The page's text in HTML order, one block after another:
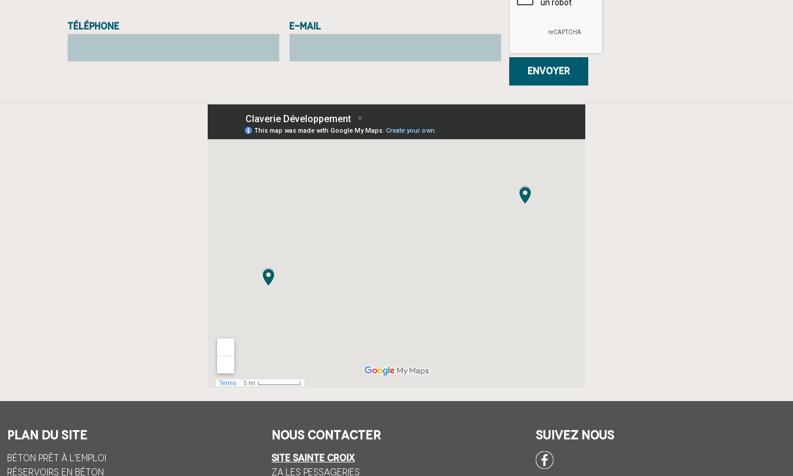
Téléphone E-mail
Envoyer
Plan du site
Béton prêt à l'emploi
Réservoirs en béton
Nous contacter
SITE SAINTE CROIX
ZA Les Pessageries
Suivez nous